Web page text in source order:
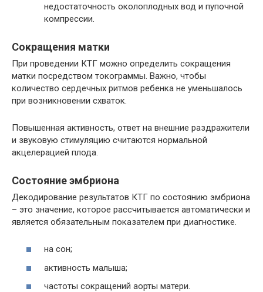
недостаточность околоплодных вод и пупочной
компрессии.
Сокращения матки
При проведении КТГ можно определить сокращения
матки посредством токограммы. Важно, чтобы
количество сердечных ритмов ребенка не уменьшалось
при возникновении схваток.
Повышенная активность, ответ на внешние раздражители
и звуковую стимуляцию считаются нормальной
акцелерацией плода.
Состояние эмбриона
Декодирование результатов КТГ по состоянию эмбриона
– это значение, которое рассчитывается автоматически и
является обязательным показателем при диагностике.
на сон;
активность малыша;
частоты сокращений аорты матери.